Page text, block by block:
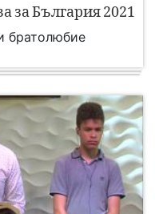
за България 2021
братолюбие